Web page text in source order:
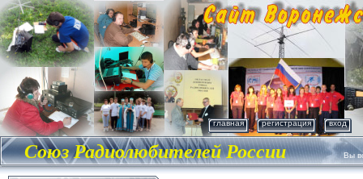
главная регистрация вход
Союз Радиолюбителей России Вы